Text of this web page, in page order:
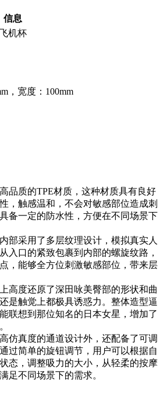
信息
机杯
，宽度：100mm
高品质的TPE材质，这种材质具有良好
，触感温和，不会对敏感部位造成刺
备一定的防水性，方便在不同场景下
部采用了多层纹理设计，模拟真实人
入口的紧致包裹到内部的螺旋纹路，
，能够全方位刺激敏感部位，带来层
高度还原了深田咏美臀部的形状和曲
是触觉上都极具诱惑力。整体造型逼
联想到那位知名的日本女星，增加了
高仿真度的通道设计外，还配备了可调
过简单的旋钮调节，用户可以根据自
态，调整吸力的大小，从轻柔的按摩
足不同场景下的需求。